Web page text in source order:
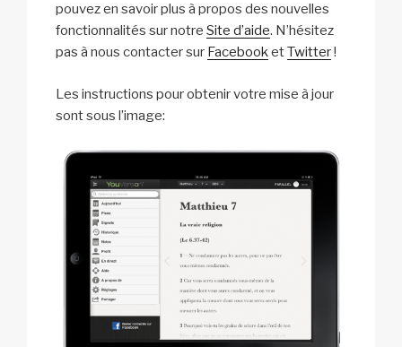
pouvez en savoir plus à propos des nouvelles
fonctionnalités sur notre Site d’aide. N’hésitez
pas à nous contacter sur FacebooketTwitter!
Les instructions pour obtenir votre mise à jour
sont sous l’image: